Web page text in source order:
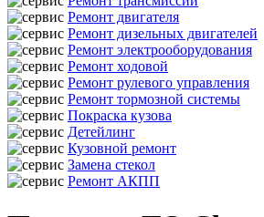
Ремонт двигателя
Ремонт дизельных двигателей
Ремонт электрооборудования
Ремонт ходовой
Ремонт рулевого управления
Ремонт тормозной системы
Покраска кузова
Детейлинг
Кузовной ремонт
Замена стекол
Ремонт АКПП